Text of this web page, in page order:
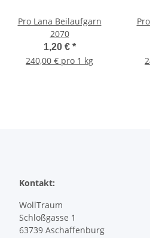
Pro Lana Beilaufgarn
2070
1,20 € *
240,00 € pro 1 kg
Kontakt:
WollTraum
Schloßgasse 1
63739 Aschaffenburg